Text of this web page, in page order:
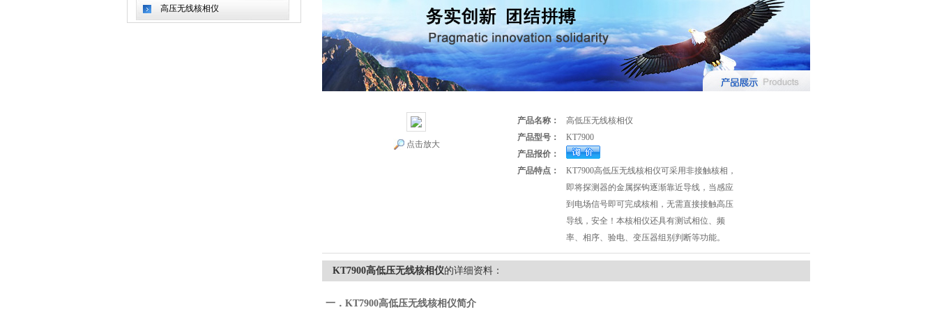
高压无线核相仪
点击放大
产品名称：
高低压无线核相仪
产品型号：
KT7900
产品报价：
产品特点：
KT7900高低压无线核相仪可采用非接触核相，
即将探测器的金属探钩逐渐靠近导线，当感应
到电场信号即可完成核相，无需直接接触高压
导线，安全！本核相仪还具有测试相位、频
率、相序、验电、变压器组别判断等功能。
KT7900高低压无线核相仪的详细资料：
一．KT7900高低压无线核相仪简介